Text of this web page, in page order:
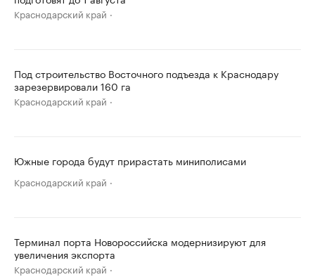
Краснодарский край
Под строительство Восточного подъезда к Краснодару
зарезервировали 160 га
Краснодарский край
Южные города будут прирастать миниполисами
Краснодарский край
Терминал порта Новороссийска модернизируют для
увеличения экспорта
Краснодарский край